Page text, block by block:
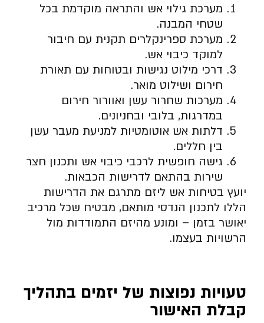
מערכת גילוי אש והתראה מוקדמת בכל
שטחי המבנה.
מערכת ספרינקלרים תקנית עם חיבור
למוקד כיבוי אש.
דרכי מילוט נגישות ובטוחות עם תאורת
חירום ושילוט מואר.
מערכות שחרור עשן ואוורור חירום
במדרגות, בלובי ובחניונים.
דלתות אש אוטומטיות למניעת מעבר עשן
בין חללים.
גישה חופשית לרכבי כיבוי אש ותכנון חצר
שירות בהתאם לדרישות הכבאות.
יועץ בטיחות אש ליזם מתרגם את הדרישות
הללו לתכנון הנדסי מותאם, מבטיח שכל מרכיב
יאושר בזמן – ומונע מהיזם התמודדות מול
הרשויות בעצמו.
טעויות נפוצות של יזמים בתהליך
קבלת האישור